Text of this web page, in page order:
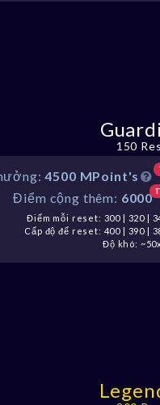
150
4500 MPoint's
Điểm cộng thêm: 6000
Điểm mỗi reset: 300 | 320 |
Cấp độ để reset: 400 | 390 |
Độ khó: ~50x